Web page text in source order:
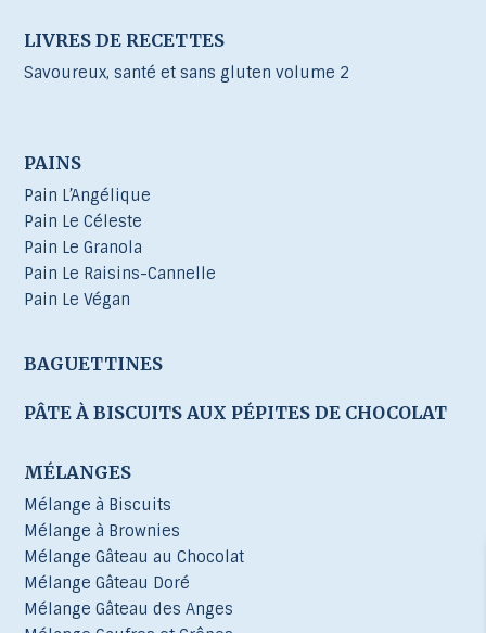
LIVRES DE RECETTES
Savoureux, santé et sans gluten volume 2
PAINS
Pain L’Angélique
Pain Le Céleste
Pain Le Granola
Pain Le Raisins-Cannelle
Pain Le Végan
BAGUETTINES
PÂTE À BISCUITS AUX PÉPITES DE CHOCOLAT
MÉLANGES
Mélange à Biscuits
Mélange à Brownies
Mélange Gâteau au Chocolat
Mélange Gâteau Doré
Mélange Gâteau des Anges